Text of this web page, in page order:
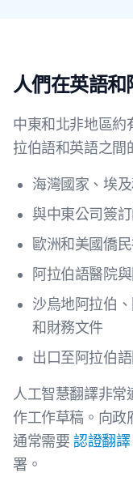
人們在英語
中東和北非地區約
拉伯語和英語之間
海灣國家、埃
與中東公司簽
歐洲和美國僑
阿拉伯語醫院
沙烏地阿拉伯
和財務文件
出口至阿拉伯
人工智慧翻譯非常
作工作草稿。向政
通常需要 認證翻譯
署。